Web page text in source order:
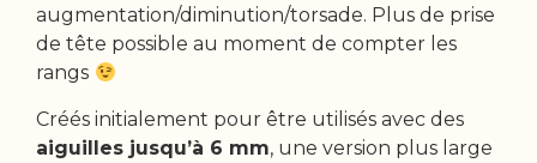
augmentation/diminution/torsade. Plus de prise
de tête possible au moment de compter les
rangs
Créés initialement pour être utilisés avec des
aiguilles jusqu’à 6 mm, une version plus large